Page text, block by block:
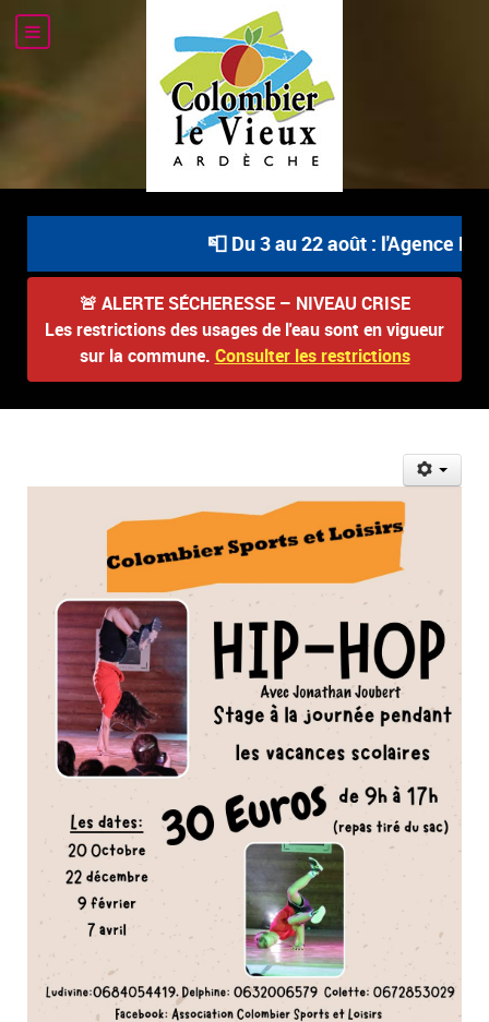
📮 Du 3 au 22 août : l'Agence
🚨 ALERTE SÉCHERESSE – NIVEAU CRISE
Les restrictions des usages de l'eau sont en vigueur
sur la commune. Consulter les restrictions